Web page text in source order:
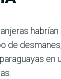
de
en